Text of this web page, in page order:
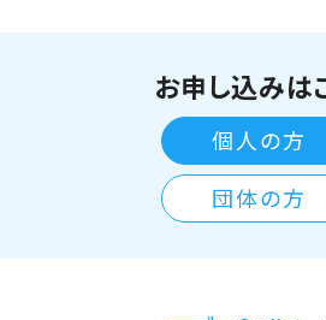
お申し込みは
個人の方
団体の方